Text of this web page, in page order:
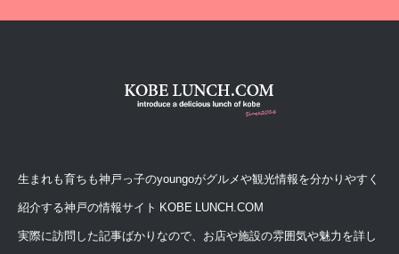
生まれも育ちも神戸っ子のyoungoがグルメや観光情報を分かりやすく
紹介する神戸の情報サイト KOBE LUNCH.COM
実際に訪問した記事ばかりなので、お店や施設の雰囲気や魅力を詳し